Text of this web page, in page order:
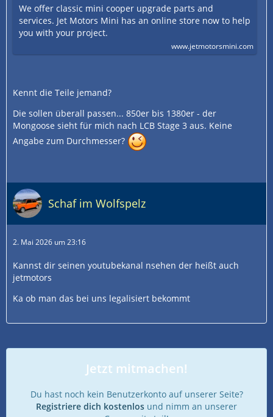
We offer classic mini cooper upgrade parts and
services. Jet Motors Mini has an online store now to help
you with your project.
www.jetmotorsmini.com
Kennt die Teile jemand?
Die sollen überall passen... 850er bis 1380er - der
Mongoose sieht für mich nach LCB Stage 3 aus. Keine
Angabe zum Durchmesser?
Schaf im Wolfspelz
2. Mai 2026 um 23:16
Kannst dir seinen youtubekanal nsehen der heißt auch
jetmotors
Ka ob man das bei uns legalisiert bekommt
Jetzt mitmachen!
Du hast noch kein Benutzerkonto auf unserer Seite?
Registriere dich kostenlos und nimm an unserer